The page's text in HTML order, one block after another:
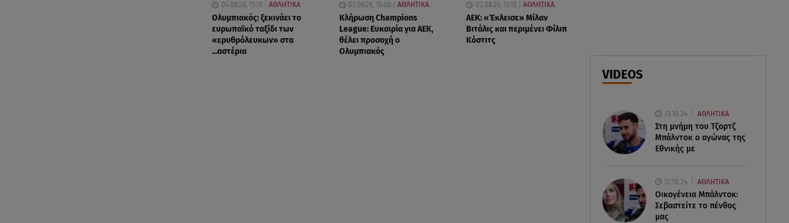
μαρμελάδα φράουλα
VIDEOS
13.10.24 ΑΘΛΗΤΙΚΑ
Στη μνήμη του Τζορτζ
Μπάλντοκ ο αγώνας της
Εθνικής με
12.10.24 ΑΘΛΗΤΙΚΑ
Οικογένεια Μπάλντοκ:
Σεβαστείτε το πένθος
μας
04.08.26, 15:15 ΑΘΛΗΤΙΚΑ
Ολυμπιακός: ξεκινάει το
ευρωπαϊκό ταξίδι των
«ερυθρόλευκων» στα
...αστέρια
03.08.26, 16:08 ΑΘΛΗΤΙΚΑ
Κλήρωση Champions
League: Ευκαιρία για ΑΕΚ,
θέλει προσοχή ο
Ολυμπιακός
02.08.26, 15:15 ΑΘΛΗΤΙΚΑ
ΑΕΚ: «Έκλεισε» Μίλαν
Βιτάλις και περιμένει Φίλιπ
Κόστιτς